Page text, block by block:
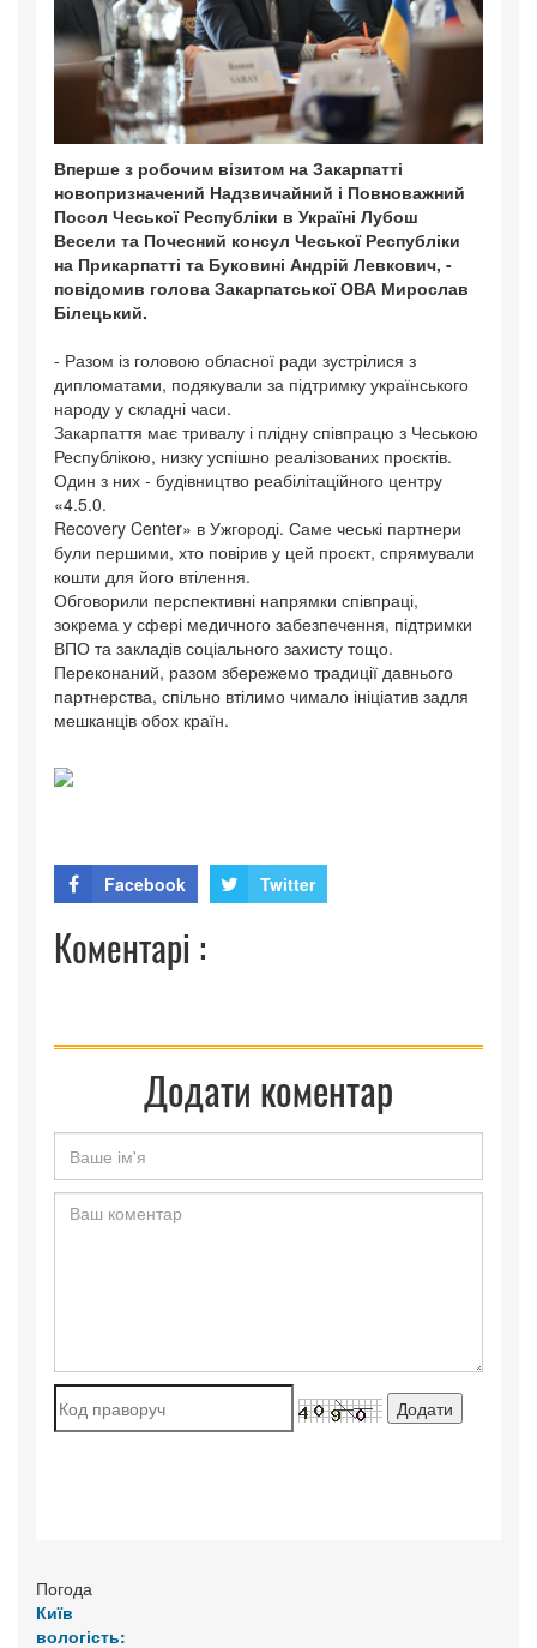
Вперше з робочим візитом на Закарпатті
новопризначений Надзвичайний і Повноважний
Посол Чеської Республіки в Україні Лубош
Весели та Почесний консул Чеської Республіки
на Прикарпатті та Буковині Андрій Левкович, -
повідомив голова Закарпатської ОВА Мирослав
Білецький.
- Разом із головою обласної ради зустрілися з
дипломатами, подякували за підтримку українського
народу у складні часи.
Закарпаття має тривалу і плідну співпрацю з Чеською
Республікою, низку успішно реалізованих проєктів.
Один з них - будівництво реабілітаційного центру
«4.5.0.
Recovery Center» в Ужгороді. Саме чеські партнери
були першими, хто повірив у цей проєкт, спрямували
кошти для його втілення.
Обговорили перспективні напрямки співпраці,
зокрема у сфері медичного забезпечення, підтримки
ВПО та закладів соціального захисту тощо.
Переконаний, разом збережемо традиції давнього
партнерства, спільно втілимо чимало ініціатив задля
мешканців обох країн.
Facebook Twitter
Коментарі :
Додати коментар
Погода
Київ
вологість: